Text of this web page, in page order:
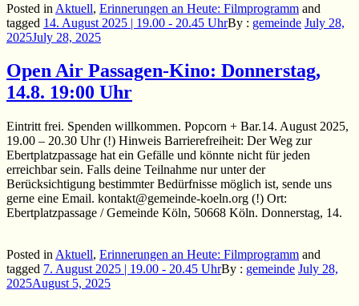
Posted in Aktuell, Erinnerungen an Heute: Filmprogramm and
tagged 14. August 2025 | 19.00 - 20.45 UhrBy : gemeinde July 28,
2025July 28, 2025
Open Air Passagen-Kino: Donnerstag,
14.8. 19:00 Uhr
Eintritt frei. Spenden willkommen. Popcorn + Bar.14. August 2025,
19.00 – 20.30 Uhr (!) Hinweis Barrierefreiheit: Der Weg zur
Ebertplatzpassage hat ein Gefälle und könnte nicht für jeden
erreichbar sein. Falls deine Teilnahme nur unter der
Berücksichtigung bestimmter Bedürfnisse möglich ist, sende uns
gerne eine Email. kontakt@gemeinde-koeln.org (!) Ort:
Ebertplatzpassage / Gemeinde Köln, 50668 Köln. Donnerstag, 14.
Posted in Aktuell, Erinnerungen an Heute: Filmprogramm and
tagged 7. August 2025 | 19.00 - 20.45 UhrBy : gemeinde July 28,
2025August 5, 2025